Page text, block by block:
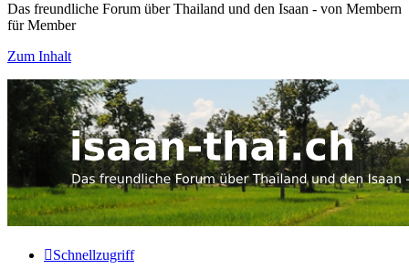
Das freundliche Forum über Thailand und den Isaan - von Membern
für Member
Zum Inhalt
Schnellzugriff